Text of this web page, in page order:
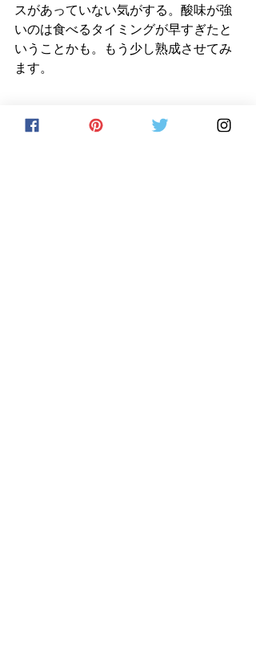
スがあっていない気がする。酸味が強
いのは食べるタイミングが早すぎたと
いうことかも。もう少し熟成させてみ
ます。
#chocolate #chocolat
#cacao